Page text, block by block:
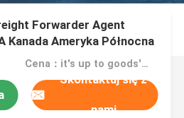
Forwarder Agent
Kanada Ameryka Północna
Cena：it's up to goods' weight
Skontaktuj się z
nami